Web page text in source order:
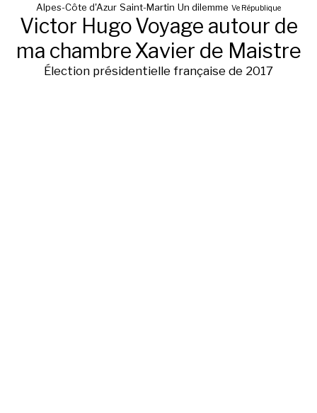
Alpes-Côte d'Azur Saint-Martin Un dilemme Ve République
Victor HugoVoyage autour de
ma chambreXavier de Maistre
Élection présidentielle française de 2017